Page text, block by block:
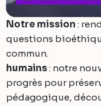
Notre mission :
questions
commun.
humains: notre
progrès pour
pédagogique,